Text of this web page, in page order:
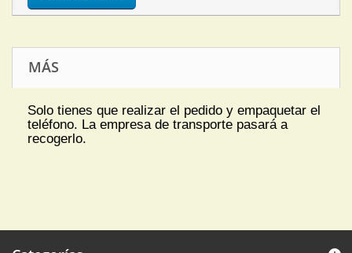
MÁS
Solo tienes que realizar el pedido y empaquetar el
teléfono. La empresa de transporte pasará a
recogerlo.